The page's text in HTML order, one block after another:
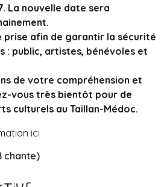
La nouvelle date sera
prise afin de garantir la sécurité
: public, artistes, bénévoles et
de votre compréhension et
vous très bientôt pour de
culturels au Taillan-Médoc.
ici
chante)